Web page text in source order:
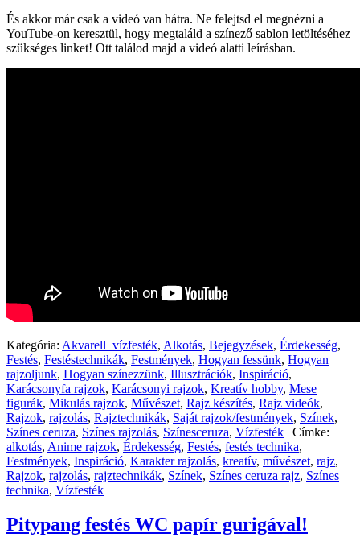
És akkor már csak a videó van hátra. Ne felejtsd el megnézni a
YouTube-on keresztül, hogy megtaláld a színező sablon letöltéséhez
szükséges linket! Ott találod majd a videó alatti leírásban.
Kategória: Akvarell_vízfesték, Alkotás, Bejegyzések, Érdekesség,
Festés, Festéstechnikák, Festmények, Hogyan fessünk, Hogyan
rajzoljunk, Hogyan színezzünk, Illusztrációk, Inspiráció,
Karácsonyfa rajzok, Karácsonyi rajzok, Kreatív hobby, Mese
figurák, Mikulás rajzok, Művészet, Rajz készítés, Rajz videók,
Rajzok, rajzolás, Rajztechnikák, Saját rajzok/festmények, Színek,
Színes ceruza, Színes rajzolás, Színesceruza, Vízfesték | Címke:
alkotás, Anime rajzok, Érdekesség, Festés, festés technika,
Festmények, Inspiráció, Karakter rajzolás, kreatív, művészet, rajz,
Rajzok, rajzolás, rajztechnikák, Színek, Színes ceruza rajz, Színes
technika, Vízfesték
Pitypang festés WC papír gurigával!